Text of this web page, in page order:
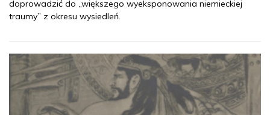
doprowadzić do „większego wyeksponowania niemieckiej
traumy” z okresu wysiedleń.